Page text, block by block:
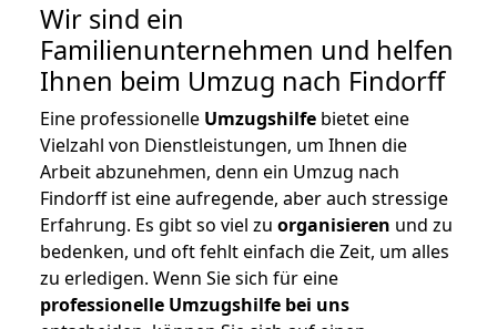
Wir sind ein
Familienunternehmen und helfen
Ihnen beim Umzug nach Findorff
Eine professionelle Umzugshilfe bietet eine
Vielzahl von Dienstleistungen, um Ihnen die
Arbeit abzunehmen, denn ein Umzug nach
Findorff ist eine aufregende, aber auch stressige
Erfahrung. Es gibt so viel zu organisieren und zu
bedenken, und oft fehlt einfach die Zeit, um alles
zu erledigen. Wenn Sie sich für eine
professionelle Umzugshilfe bei uns